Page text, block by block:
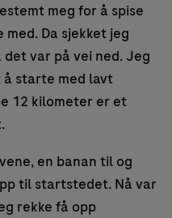
meg for å spise
Da sjekket jeg
var på vei ned. Jeg
starte med lavt
12 kilometer er et
en banan til og
til startstedet. Nå var
rekke få opp